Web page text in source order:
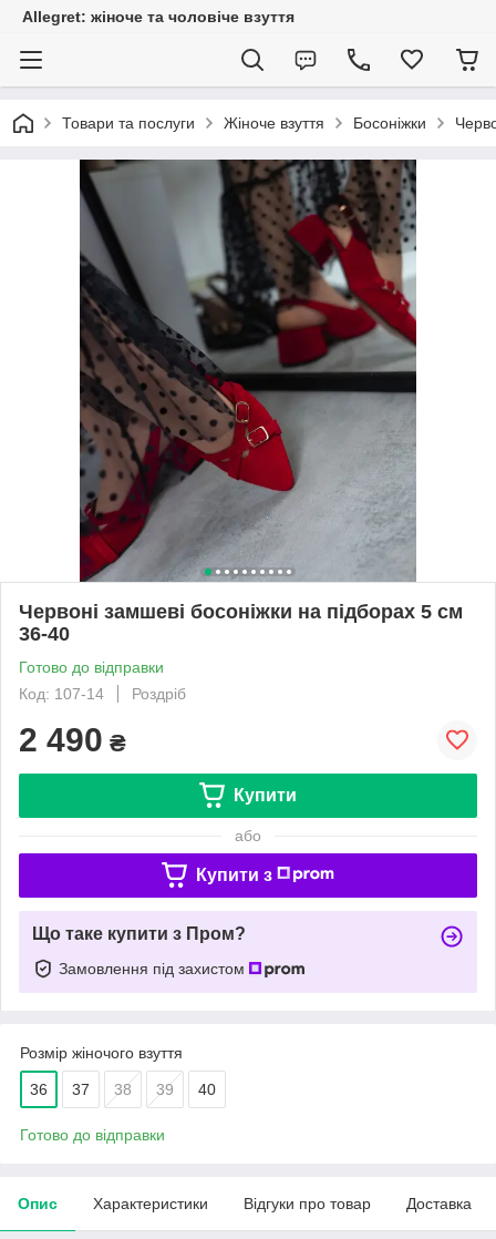
Allegret: жіноче та чоловіче взуття
Товари та послуги Жіноче взуття Босоніжки
Червоні замшеві босоніжки на підборах 5 см
36-40
Готово до відправки
Код: 107-14
Роздріб
2 490 ₴
Купити
або
Купити з
Що таке купити з Пром?
Замовлення під захистом
Розмір жіночого взуття
36 37 38 39 40
Готово до відправки
Опис Характеристики Відгуки про товар Доставка